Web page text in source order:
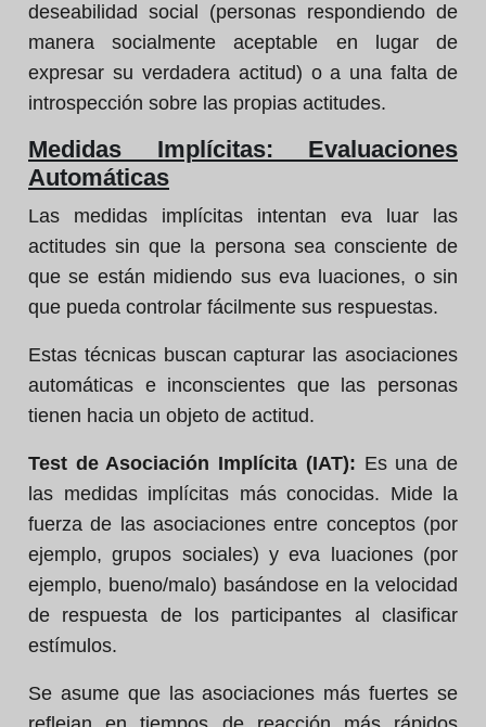
deseabilidad social (personas respondiendo de
manera socialmente aceptable en lugar de
expresar su verdadera actitud) o a una falta de
introspección sobre las propias actitudes.
Medidas Implícitas: Evaluaciones
Automáticas
Las medidas implícitas intentan eva luar las
actitudes sin que la persona sea consciente de
que se están midiendo sus eva luaciones, o sin
que pueda controlar fácilmente sus respuestas.
Estas técnicas buscan capturar las asociaciones
automáticas e inconscientes que las personas
tienen hacia un objeto de actitud.
Test de Asociación Implícita (IAT): Es una de
las medidas implícitas más conocidas. Mide la
fuerza de las asociaciones entre conceptos (por
ejemplo, grupos sociales) y eva luaciones (por
ejemplo, bueno/malo) basándose en la velocidad
de respuesta de los participantes al clasificar
estímulos.
Se asume que las asociaciones más fuertes se